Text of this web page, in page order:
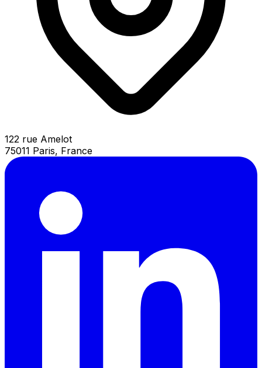
122 rue Amelot
75011 Paris, France